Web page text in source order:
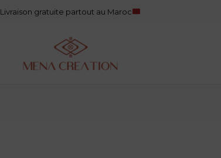
Livraison gratuite partout au Maroc
82
5